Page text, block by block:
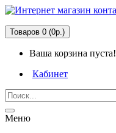
Товаров 0 (0р.)
Ваша корзина пуста!
Кабинет
Меню